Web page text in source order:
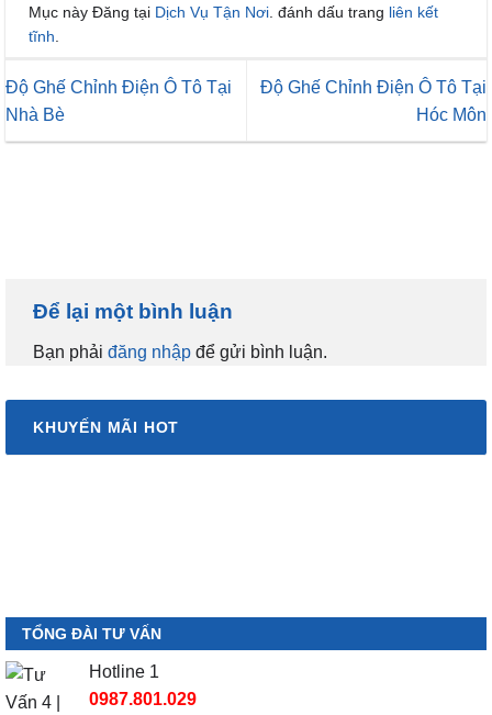
Mục này Đăng tại Dịch Vụ Tận Nơi . đánh dấu trang liên kết
tĩnh
Độ Ghế Chỉnh Điện Ô Tô Tại
Nhà Bè
Độ Ghế Chỉnh Điện Ô Tô Tại
Hóc Môn
Để lại một bình luận
Bạn phải đăng nhập để gửi bình luận.
KHUYẾN MÃI HOT
TỔNG ĐÀI TƯ VẤN
Hotline 1
0987.801.029